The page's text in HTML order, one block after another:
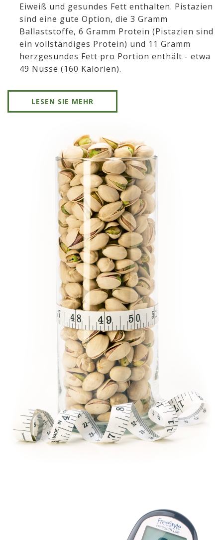
Eiweiß und gesundes Fett enthalten. Pistazien
sind eine gute Option, die 3 Gramm
Ballaststoffe, 6 Gramm Protein (Pistazien sind
ein vollständiges Protein) und 11 Gramm
herzgesundes Fett pro Portion enthält - etwa
49 Nüsse (160 Kalorien).
LESEN SIE MEHR